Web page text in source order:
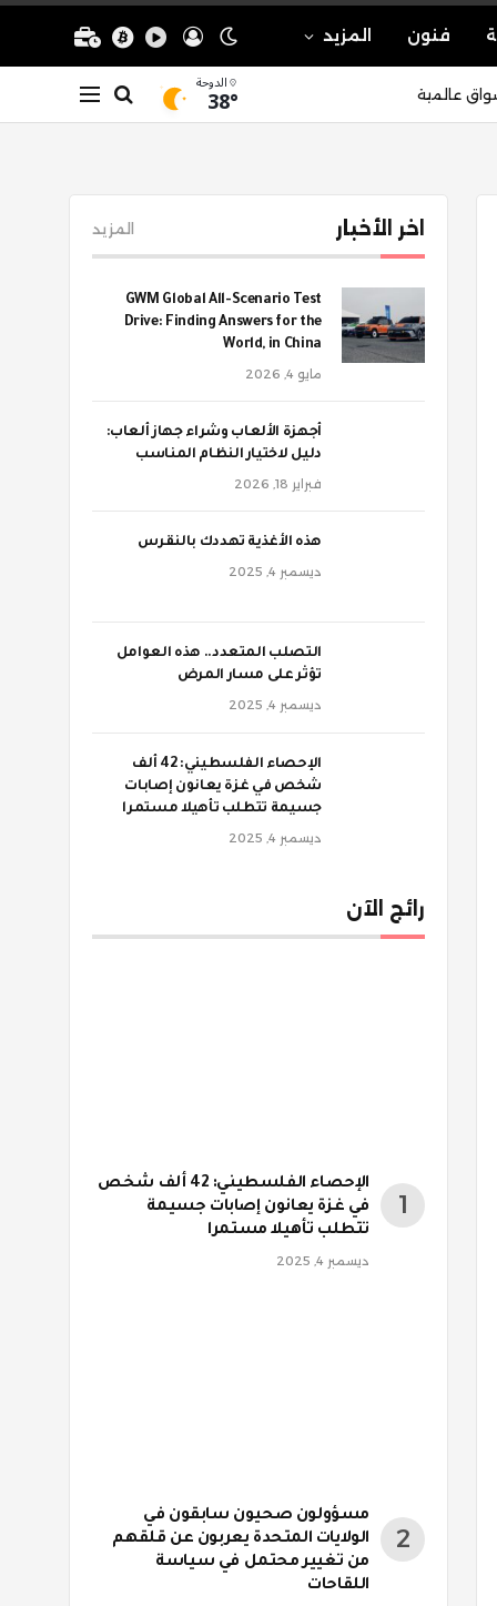
فنون المزيد
عالمية الدوحة
38°
اخر الأخبار المزيد
GWM Global All-Scenario Test
Drive: Finding Answers for the
World, in China
مايو 4, 2026
أجهزة الألعاب وشراء جهاز ألعاب:
دليل لاختيار النظام المناسب
فبراير 18, 2026
‫هذه الأغذية تهددك بالنقرس
ديسمبر 4, 2025
‫التصلب المتعدد.. هذه العوامل
تؤثر على مسار المرض
ديسمبر 4, 2025
الإحصاء الفلسطيني: 42 ألف
شخص في غزة يعانون إصابات
جسيمة تتطلب تأهيلا مستمرا
ديسمبر 4, 2025
رائج الآن
الإحصاء الفلسطيني: 42 ألف شخص
في غزة يعانون إصابات جسيمة
تتطلب تأهيلا مستمرا
ديسمبر 4, 2025
مسؤولون صحيون سابقون في
الولايات المتحدة يعربون عن قلقهم
من تغيير محتمل في سياسة
اللقاحات